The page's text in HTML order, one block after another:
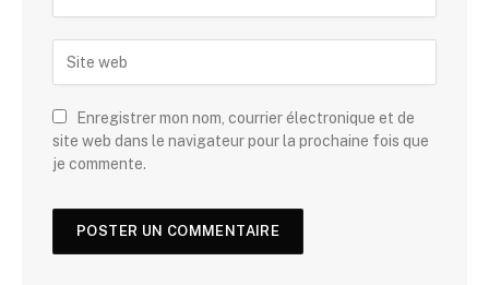
Enregistrer mon nom, courrier électronique et de
site web dans le navigateur pour la prochaine fois que
je commente.